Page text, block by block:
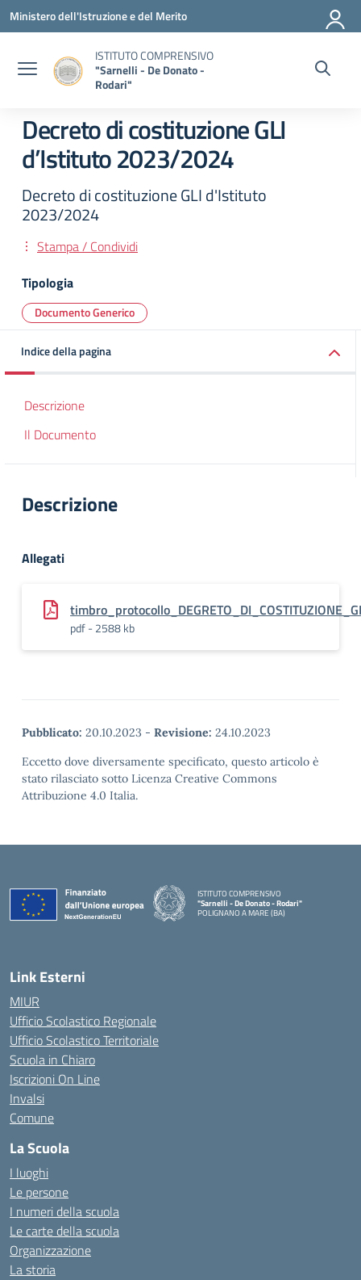
Vai ai contenuti
Vai al menu di navigazione
Vai al footer
Ministero dell'Istruzione e del Merito
ISTITUTO COMPRENSIVO
"Sarnelli - De Donato -
Rodari"
Decreto di costituzione GLI
d’Istituto 2023/2024
Decreto di costituzione GLI d'Istituto
2023/2024
Stampa / Condividi
Tipologia
Documento Generico
Indice della pagina
Descrizione
Il Documento
Descrizione
Allegati
pdf - 2588 kb
Pubblicato: 20.10.2023 - Revisione: 24.10.2023
Eccetto dove diversamente specificato, questo articolo è
stato rilasciato sotto Licenza Creative Commons
Attribuzione 4.0 Italia.
ISTITUTO COMPRENSIVO
"Sarnelli - De Donato - Rodari"
POLIGNANO A MARE (BA)
Link Esterni
MIUR
Ufficio Scolastico Regionale
Ufficio Scolastico Territoriale
Scuola in Chiaro
Iscrizioni On Line
Invalsi
Comune
La Scuola
I luoghi
Le persone
I numeri della scuola
Le carte della scuola
Organizzazione
La storia